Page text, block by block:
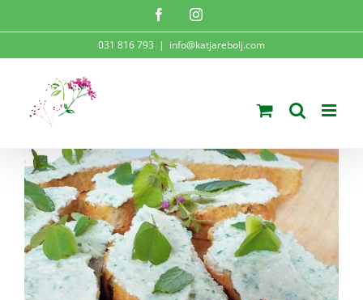
to
FacebookInstagram
031 816 793 | info@katjarebolj.com
View
Larger
Image